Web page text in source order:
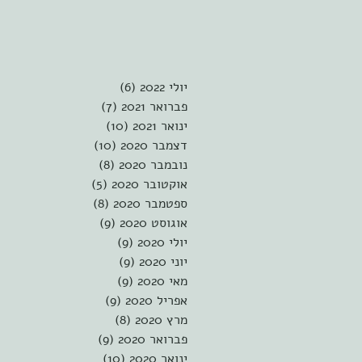
יולי 2022 (6)
פברואר 2021
(7)
ינואר 2021
(10)
דצמבר 2020
(10)
נובמבר 2020
(8)
אוקטובר 2020
(5)
ספטמבר 2020
(8)
אוגוסט 2020
(9)
יולי 2020
(9)
יוני 2020
(9)
מאי 2020
(9)
אפריל 2020
(9)
מרץ 2020
(8)
פברואר 2020
(9)